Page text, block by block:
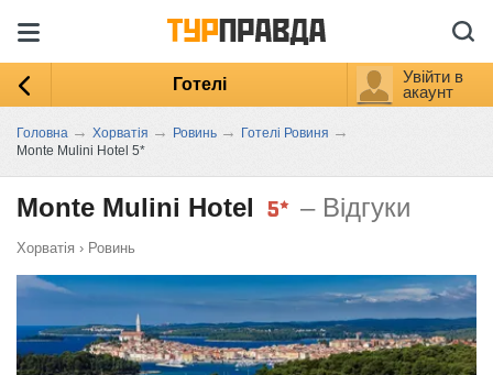
Готелі
Увійти в
акаунт
Головна → Хорватія → Ровинь → Готелі Ровиня →
Monte Mulini Hotel 5*
Monte Mulini Hotel – Відгуки
Хорватія › Ровинь